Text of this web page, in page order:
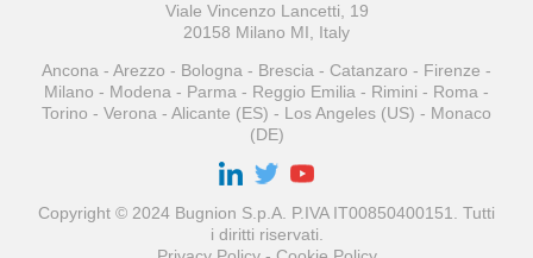
Viale Vincenzo Lancetti, 19
20158 Milano MI, Italy
Ancona - Arezzo - Bologna - Brescia - Catanzaro - Firenze -
Milano - Modena - Parma - Reggio Emilia - Rimini - Roma -
Torino - Verona - Alicante (ES) - Los Angeles (US) - Monaco
(DE)
Copyright © 2024 Bugnion S.p.A. P.IVA IT00850400151. Tutti
i diritti riservati.